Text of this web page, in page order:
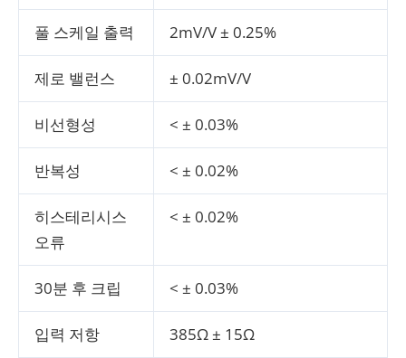
풀 스케일 출력 2mV/V ± 0.25%
제로 밸런스 ± 0.02mV/V
비선형성 < ± 0.03%
반복성 < ± 0.02%
히스테리시스
오류
< ± 0.02%
30분 후 크립 < ± 0.03%
입력 저항 385Ω ± 15Ω